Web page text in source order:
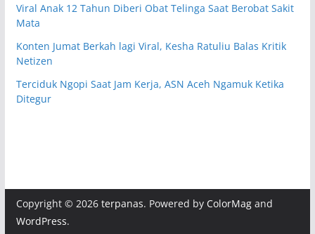
Viral Anak 12 Tahun Diberi Obat Telinga Saat Berobat Sakit
Mata
Konten Jumat Berkah lagi Viral, Kesha Ratuliu Balas Kritik
Netizen
Terciduk Ngopi Saat Jam Kerja, ASN Aceh Ngamuk Ketika
Ditegur
Copyright © 2026 terpanas. Powered by ColorMagand
WordPress.